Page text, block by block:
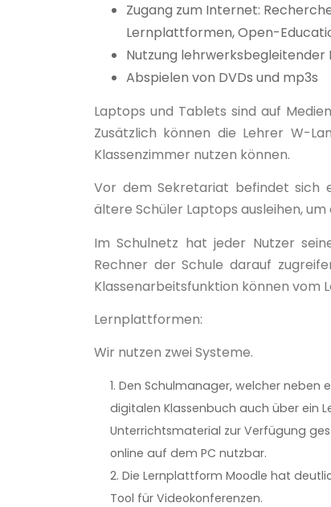
Zugang zum Internet:
Lernplattformen, Open-
Nutzung lehrwerksbegleitender
Abspielen von DVDs und mp3s
Laptops und Tablets sind auf
Zusätzlich können die Lehrer W-
Klassenzimmer nutzen können.
Vor dem Sekretariat befindet sich
ältere Schüler Laptops ausleihen,
Im Schulnetz hat jeder Nutzer
Rechner der Schule darauf
Klassenarbeitsfunktion können vom
Lernplattformen:
Wir nutzen zwei Systeme.
Den Schulmanager, welcher neben
digitalen Klassenbuch auch über ein
Unterrichtsmaterial zur Verfügung
online auf dem PC nutzbar.
Die Lernplattform Moodle hat
Tool für Videokonferenzen.